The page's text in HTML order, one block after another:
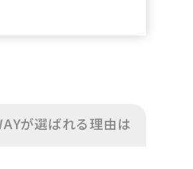
が選ばれる理由は